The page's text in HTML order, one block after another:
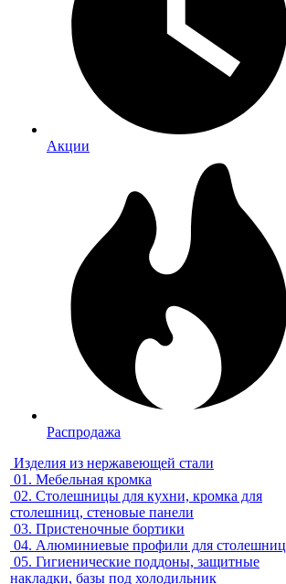
Акции
Распродажа
Изделия из нержавеющей стали
01. Мебельная кромка
02. Столешницы для кухни, кромка для
столешниц, стеновые панели
03. Пристеночные бортики
04. Алюминиевые профили для столешниц
05. Гигиенические поддоны, защитные
накладки, базы под холодильник